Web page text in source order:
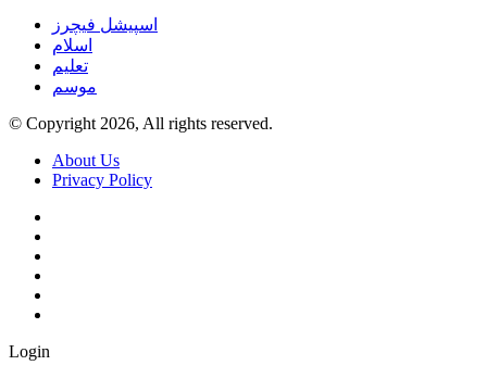
اسپیشل فیچرز
اسلام
تعلیم
موسم
© Copyright 2026, All rights reserved.
About Us
Privacy Policy
Login